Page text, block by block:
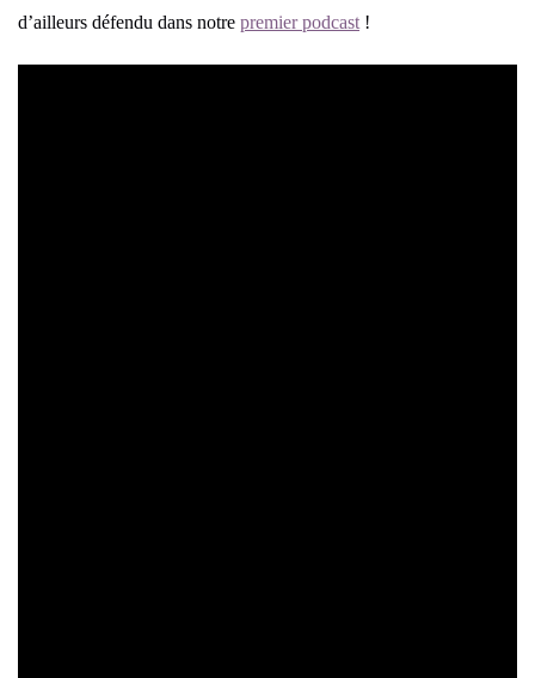
d’ailleurs défendu dans notre premier podcast !